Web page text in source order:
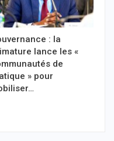
: la
lance les «
de
» pour